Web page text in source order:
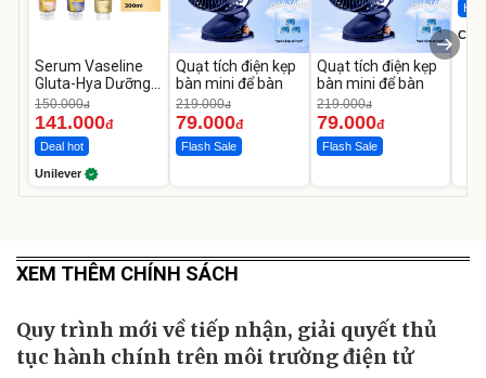
Serum Vaseline
Gluta-Hya Dưỡng
Da Sáng Mịn Sau 7
Ngày
150.000đ
141.000đ
Deal hot
Unilever
Quạt tích điện kẹp
bàn mini để bàn
219.000đ
79.000đ
Flash Sale
Quạt tích điện kẹp
bàn mini để bàn
219.000đ
79.000đ
Flash Sale
Hot
XEM THÊM CHÍNH SÁCH
Quy trình mới về tiếp nhận, giải quyết thủ
tục hành chính trên môi trường điện tử